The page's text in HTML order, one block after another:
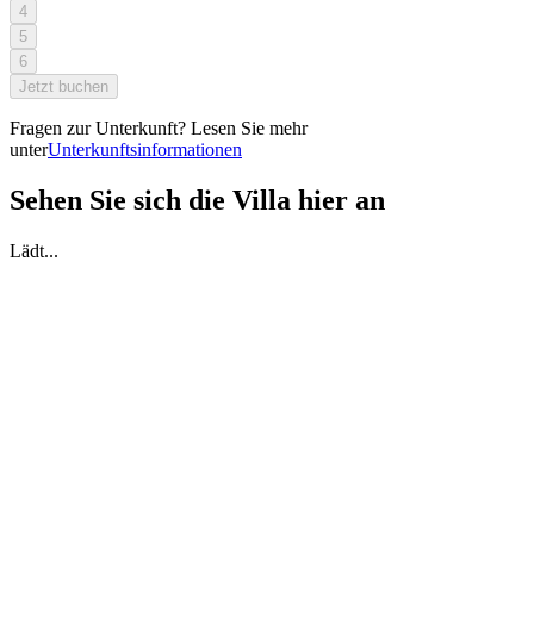
4
5
6
Jetzt buchen
Fragen zur Unterkunft? Lesen Sie mehr
unterUnterkunftsinformationen
Sehen Sie sich die Villa hier an
Lädt...